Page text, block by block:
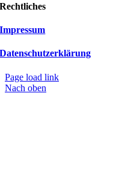
Rechtliches
Impressum
Datenschutzerklärung
Page load link
Nach oben